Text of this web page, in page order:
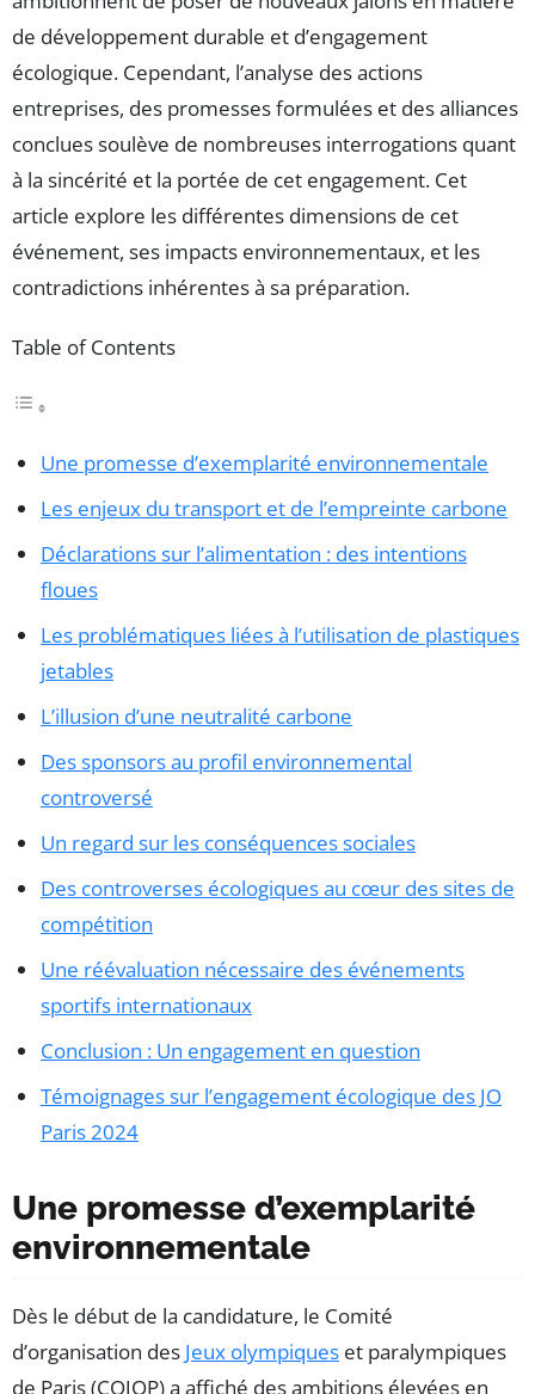
de développement durable et d’engagement
écologique. Cependant, l’analyse des actions
entreprises, des promesses formulées et des alliances
conclues soulève de nombreuses interrogations quant
à la sincérité et la portée de cet engagement. Cet
article explore les différentes dimensions de cet
événement, ses impacts environnementaux, et les
contradictions inhérentes à sa préparation.
Table of Contents
Une promesse d’exemplarité environnementale
Les enjeux du transport et de l’empreinte carbone
Déclarations sur l’alimentation : des intentions
floues
Les problématiques liées à l’utilisation de plastiques
jetables
L’illusion d’une neutralité carbone
Des sponsors au profil environnemental
controversé
Un regard sur les conséquences sociales
Des controverses écologiques au cœur des sites de
compétition
Une réévaluation nécessaire des événements
sportifs internationaux
Conclusion : Un engagement en question
Témoignages sur l’engagement écologique des JO
Paris 2024
Une promesse d’exemplarité
environnementale
Dès le début de la candidature, le Comité
d’organisation des Jeux olympiques et paralympiques
de Paris (COJOP) a affiché des ambitions élevées en